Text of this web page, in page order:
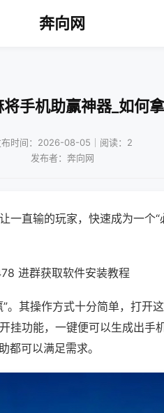
奔向网
手机助赢神器_如何
布时间：2026-08-05｜阅读：2
发布者：奔向网
一直输的玩家，快速成为一个
进群获取软件安装教程
。其操作方式十分简单，打开
挂功能，一键便可以生成出手
都可以满足需求。